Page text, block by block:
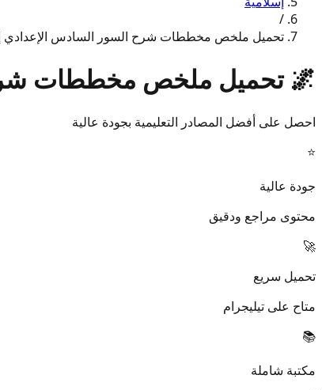
/
تحميل ملخص مخططات شرح السور السادس الإعدادي
🌌 تحميل ملخص مخططات شرح
احصل على أفضل المصادر التعليمية بجودة عالية
⭐
جودة عالية
محتوى مراجع ودقيق
🚀
تحميل سريع
متاح على تيليجرام
📚
مكتبة شاملة